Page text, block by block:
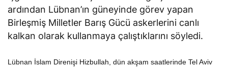
ardından Lübnan’ın güneyinde görev yapan
Birleşmiş Milletler Barış Gücü askerlerini canlı
kalkan olarak kullanmaya çalıştıklarını söyledi.
Lübnan İslam Direnişi Hizbullah, dün akşam saatlerinde Tel Aviv